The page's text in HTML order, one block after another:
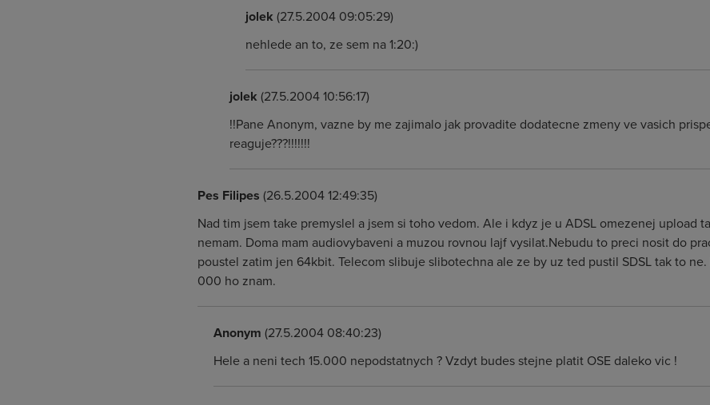
jolek (27.5.2004 09:05:29)
nehlede an to, ze sem na 1:20:)
jolek (27.5.2004 10:56:17)
!!Pane Anonym, vazne by me zajimalo jak provadite dodatecne zmeny ve vasich
reaguje???!!!!!!!
Pes Filipes (26.5.2004 12:49:35)
Nad tim jsem take premyslel a jsem si toho vedom. Ale i kdyz je u ADSL omezenej upload
nemam. Doma mam audiovybaveni a muzou rovnou lajf vysilat.Nebudu to preci nosit do
poustel zatim jen 64kbit. Telecom slibuje slibotechna ale ze by uz ted pustil SDSL tak to
000 ho znam.
Anonym (27.5.2004 08:40:23)
Hele a neni tech 15.000 nepodstatnych ? Vzdyt budes stejne platit OSE daleko vic !